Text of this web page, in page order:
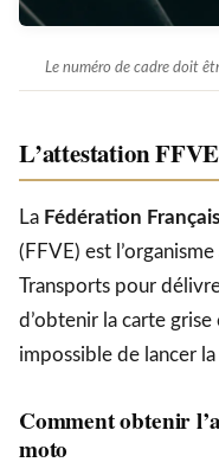
Le numéro de cadre doit
L’attestation
La Fédération
(FFVE) est
Transports pour
d’obtenir la carte
impossible de lancer
Comment obtenir
moto